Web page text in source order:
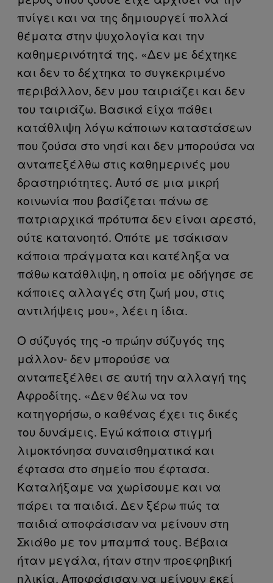
πνίγει και να της δημιουργεί πολλά
θέματα στην ψυχολογία και την
καθημερινότητά της. «Δεν με δέχτηκε
και δεν το δέχτηκα το συγκεκριμένο
περιβάλλον, δεν μου ταιριάζει και δεν
του ταιριάζω. Βασικά είχα πάθει
κατάθλιψη λόγω κάποιων καταστάσεων
που ζούσα στο νησί και δεν μπορούσα να
ανταπεξέλθω στις καθημερινές μου
δραστηριότητες. Αυτό σε μια μικρή
κοινωνία που βασίζεται πάνω σε
πατριαρχικά πρότυπα δεν είναι αρεστό,
ούτε κατανοητό. Οπότε με τσάκισαν
κάποια πράγματα και κατέληξα να
πάθω κατάθλιψη, η οποία με οδήγησε σε
κάποιες αλλαγές στη ζωή μου, στις
αντιλήψεις μου», λέει η ίδια.
Ο σύζυγός της -ο πρώην σύζυγός της
μάλλον- δεν μπορούσε να
ανταπεξέλθει σε αυτή την αλλαγή της
Αφροδίτης. «Δεν θέλω να τον
κατηγορήσω, ο καθένας έχει τις δικές
του δυνάμεις. Eγώ κάποια στιγμή
λιμοκτόνησα συναισθηματικά και
έφτασα στο σημείο που έφτασα.
Καταλήξαμε να χωρίσουμε και να
πάρει τα παιδιά. Δεν ξέρω πώς τα
παιδιά αποφάσισαν να μείνουν στη
Σκιάθο με τον μπαμπά τους. Βέβαια
ήταν μεγάλα, ήταν στην προεφηβική
ηλικία. Αποφάσισαν να μείνουν εκεί